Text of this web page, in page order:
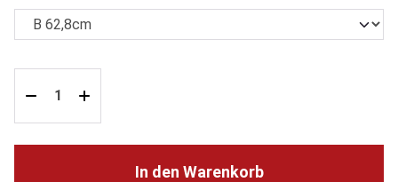
In den Warenkorb